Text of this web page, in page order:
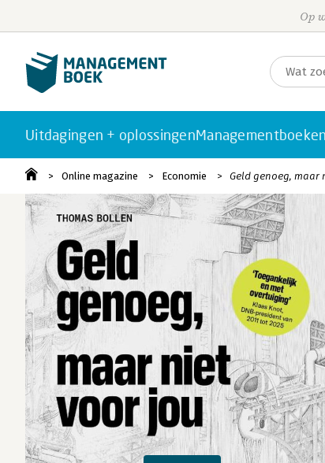
Op
Uitdagingen + oplossingenManagementboeken
Online magazine Economie Geld genoeg, maar